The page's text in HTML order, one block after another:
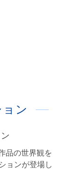
ン
品の世界観を
ョンが登場し